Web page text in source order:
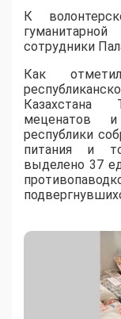
К
сотрудники
Как
меценатов
республики
питания и
выделено 37